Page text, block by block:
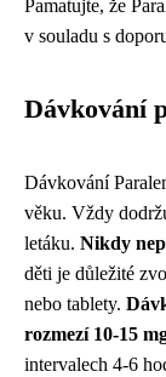
Pamatujte, že
v souladu s
Dávkování
Dávkování
věku. Vždy
letáku. Nikdy
děti je důležité
nebo tablety.
rozmezí 10-15
intervalech 4-6